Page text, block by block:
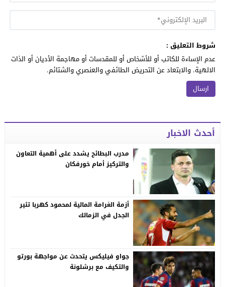
شروط التعليق :
عدم الإساءة للكاتب أو للأشخاص أو للمقدسات أو مهاجمة الأديان أو الذات
الالهية. والابتعاد عن التحريض الطائفي والعنصري والشتائم.
أحدث الاخبار
مدرب البطائح يشدد على أهمية التعاون
والتركيز أمام خورفكان
أزمة الغرامة المالية لمحمود كهربا تثير
الجدل في الزمالك
جواو فيليكس يتحدث عن مواجهة بورتو
والتكيف مع برشلونة